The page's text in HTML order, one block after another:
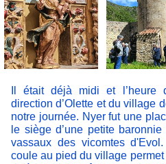
Il était déjà midi et l’heure
direction d’Olette et du village
notre journée. Nyer fut une
le siège d’une petite
vassaux des vicomtes
coule au pied du village